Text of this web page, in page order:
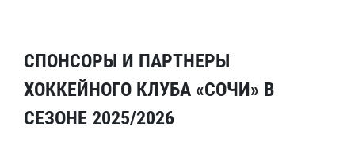
СПОНСОРЫ И ПАРТНЕРЫ
ХОККЕЙНОГО КЛУБА «СОЧИ» В
СЕЗОНЕ 2025/2026